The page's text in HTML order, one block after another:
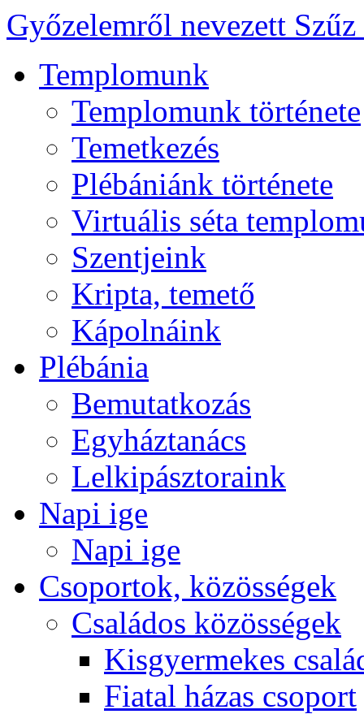
Győzelemről nevezett
Templomunk
Templomunk története
Temetkezés
Plébániánk története
Virtuális séta
Szentjeink
Kripta, temető
Kápolnáink
Plébánia
Bemutatkozás
Egyháztanács
Lelkipásztoraink
Napi ige
Napi ige
Csoportok, közösségek
Családos közösségek
Kisgyermekes
Fiatal házas csoport